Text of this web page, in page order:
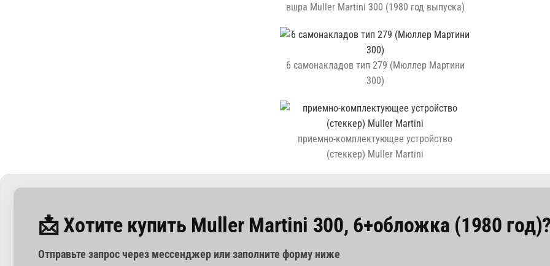
вшра Muller Martini 300 (1980 год выпуска)
6 самонакладов тип 279 (Мюллер Мартини
300)
приемно-комплектующее устройство
(стеккер) Muller Martini
📩 Хотите купить Muller Martini 300, 6+обложка (1980
Отправьте запрос через мессенджер или заполните форму ниже